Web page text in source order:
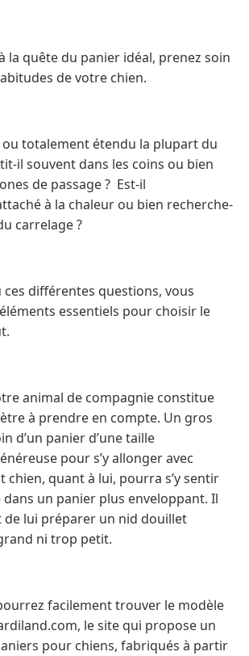
la quête du panier idéal, prenez soin
de votre chien.
totalement étendu la plupart du
il souvent dans les coins ou bien
de passage ? Est-il
à la chaleur ou bien recherche-
carrelage ?
ces différentes questions, vous
essentiels pour choisir le
animal de compagnie constitue
à prendre en compte. Un gros
d’un panier d’une taille
pour s’y allonger avec
chien, quant à lui, pourra s’y sentir
un panier plus enveloppant. Il
de lui préparer un nid douillet
ni trop petit.
facilement trouver le modèle
le site qui propose un
pour chiens, fabriqués à partir